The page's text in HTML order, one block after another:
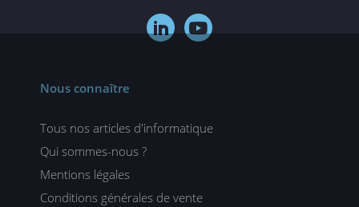
 
Nous connaître
Tous nos articles d'informatique
Qui sommes-nous ?
Mentions légales
Conditions générales de vente